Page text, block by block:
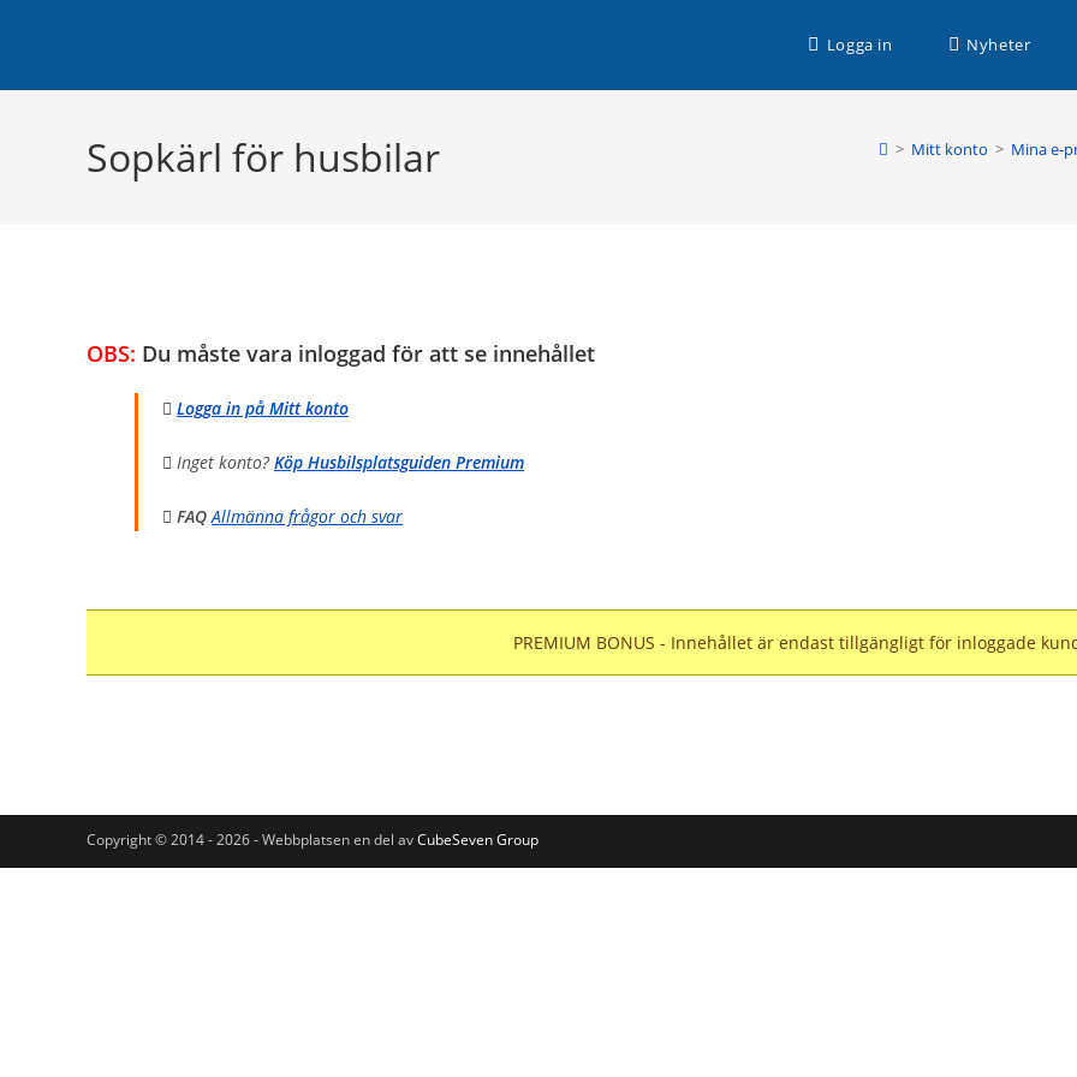
Logga in Nyheter
Sopkärl för husbilar > Mitt konto > Mina e-
OBS: Du måste vara inloggad för att se innehållet
Logga in på Mitt konto
Inget konto?Köp Husbilsplatsguiden Premium
FAQ Allmänna frågor och svar
PREMIUM BONUS - Innehållet är endast tillgängligt för inloggade
Copyright © 2014 - 2026 - Webbplatsen en del avCubeSeven Group
Planera din husbilssemester med Husbilsplatsguiden Premium!